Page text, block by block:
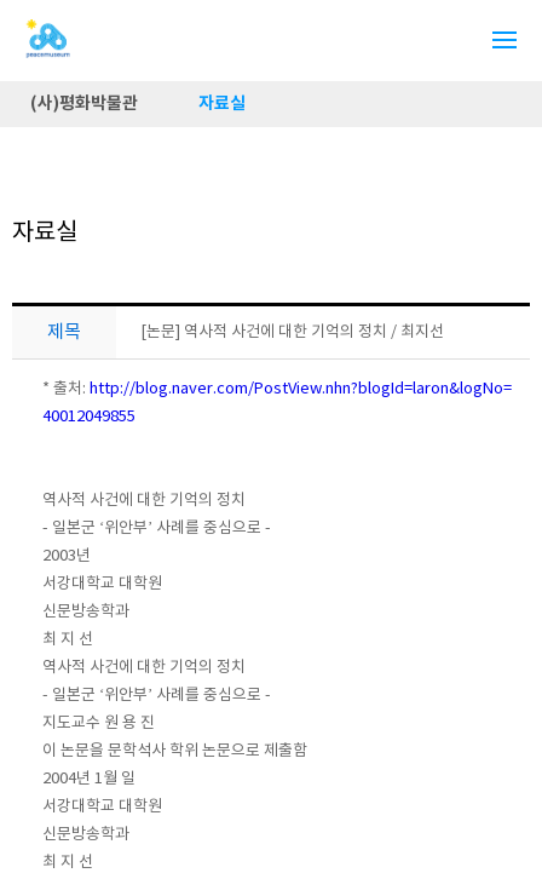
(사)평화박물관 자료실
자료실
제목 [논문] 역사적 사건에 대한 기억의 정치 / 최지선
* 출처: http://blog.naver.com/PostView.nhn?blogId=laron&logNo=
40012049855
역사적 사건에 대한 기억의 정치
- 일본군 ‘위안부’ 사례를 중심으로 -
2003년
서강대학교 대학원
신문방송학과
최 지 선
역사적 사건에 대한 기억의 정치
- 일본군 ‘위안부’ 사례를 중심으로 -
지도교수 원 용 진
이 논문을 문학석사 학위 논문으로 제출함
2004년 1월 일
서강대학교 대학원
신문방송학과
최 지 선